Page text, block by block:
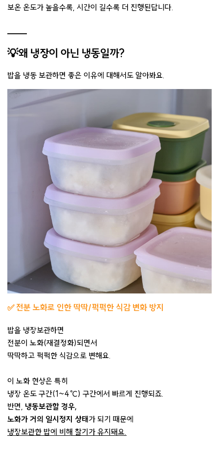
보온 온도가 높을수록, 시간이 길수록 더 진행된답니다.
💡왜 냉장이 아닌 냉동일까?
밥을 냉동 보관하면 좋은 이유에 대해서도 알아봐요.
✅전분 노화로 인한 딱딱/퍽퍽한 식감 변화 방지
밥을 냉장보관하면
전분이 노화(재결정화)되면서
딱딱하고 퍽퍽한 식감으로 변해요.
이 노화 현상은 특히
냉장 온도 구간(1~4℃) 구간에서 빠르게 진행되죠.
반면, 냉동보관할 경우,
노화가 거의 일시정지 상태가 되기 때문에
냉장보관한 밥에 비해 찰기가 유지돼요.